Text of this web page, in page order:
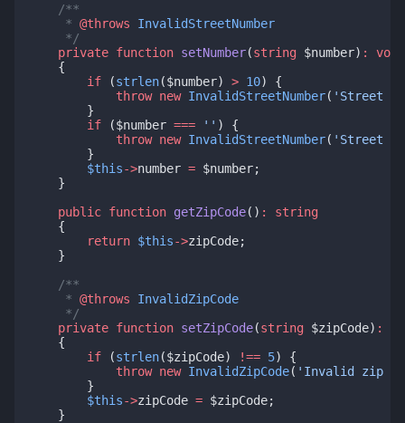
/**
     *
@throws
InvalidStreetNumber
     */
private function setNumber(string $number) :
void
    {
if (strlen($number) > 10) {
throw new InvalidStreetNumber( 'Street
        }
if ($number === '' ) {
throw new InvalidStreetNumber( 'Street
        }
$this->number = $number;
    }
public function getZipCode() :
string
    {
return $this->zipCode;
    }
/**
     *
@throws
InvalidZipCode
     */
private function setZipCode(string $zipCode) :
    {
if (strlen($zipCode) !== 5) {
throw new InvalidZipCode( 'Invalid zip
        }
$this->zipCode = $zipCode;
    }